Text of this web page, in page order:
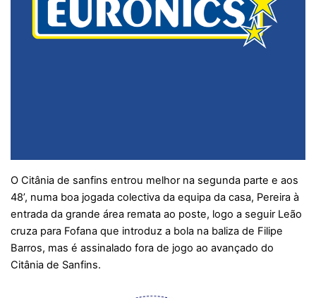
O Citânia de sanfins entrou melhor na segunda parte e aos
48’, numa boa jogada colectiva da equipa da casa, Pereira à
entrada da grande área remata ao poste, logo a seguir Leão
cruza para Fofana que introduz a bola na baliza de Filipe
Barros, mas é assinalado fora de jogo ao avançado do
Citânia de Sanfins.